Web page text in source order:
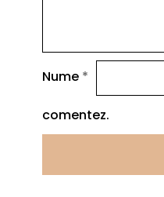
Nume *
comentez.